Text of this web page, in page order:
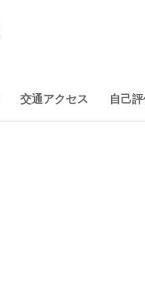
交通アクセス 自己